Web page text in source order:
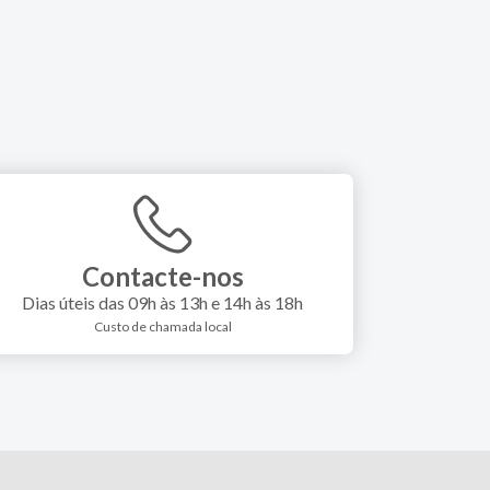
Contacte-nos
Dias úteis das 09h às 13h e 14h às 18h
Custo de chamada local